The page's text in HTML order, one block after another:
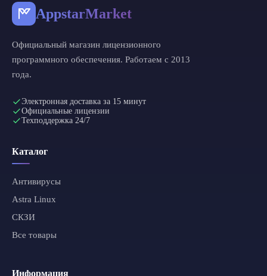
AppstarMarket
Официальный магазин лицензионного
программного обеспечения. Работаем с 2013
года.
Электронная доставка за 15 минут
Официальные лицензии
Техподдержка 24/7
Каталог
Антивирусы
Astra Linux
СКЗИ
Все товары
Информация